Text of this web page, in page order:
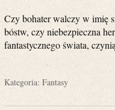
Czy bohater walczy w imię
bóstw, czy niebezpieczna
fantastycznego świata,
Kategoria: Fantasy